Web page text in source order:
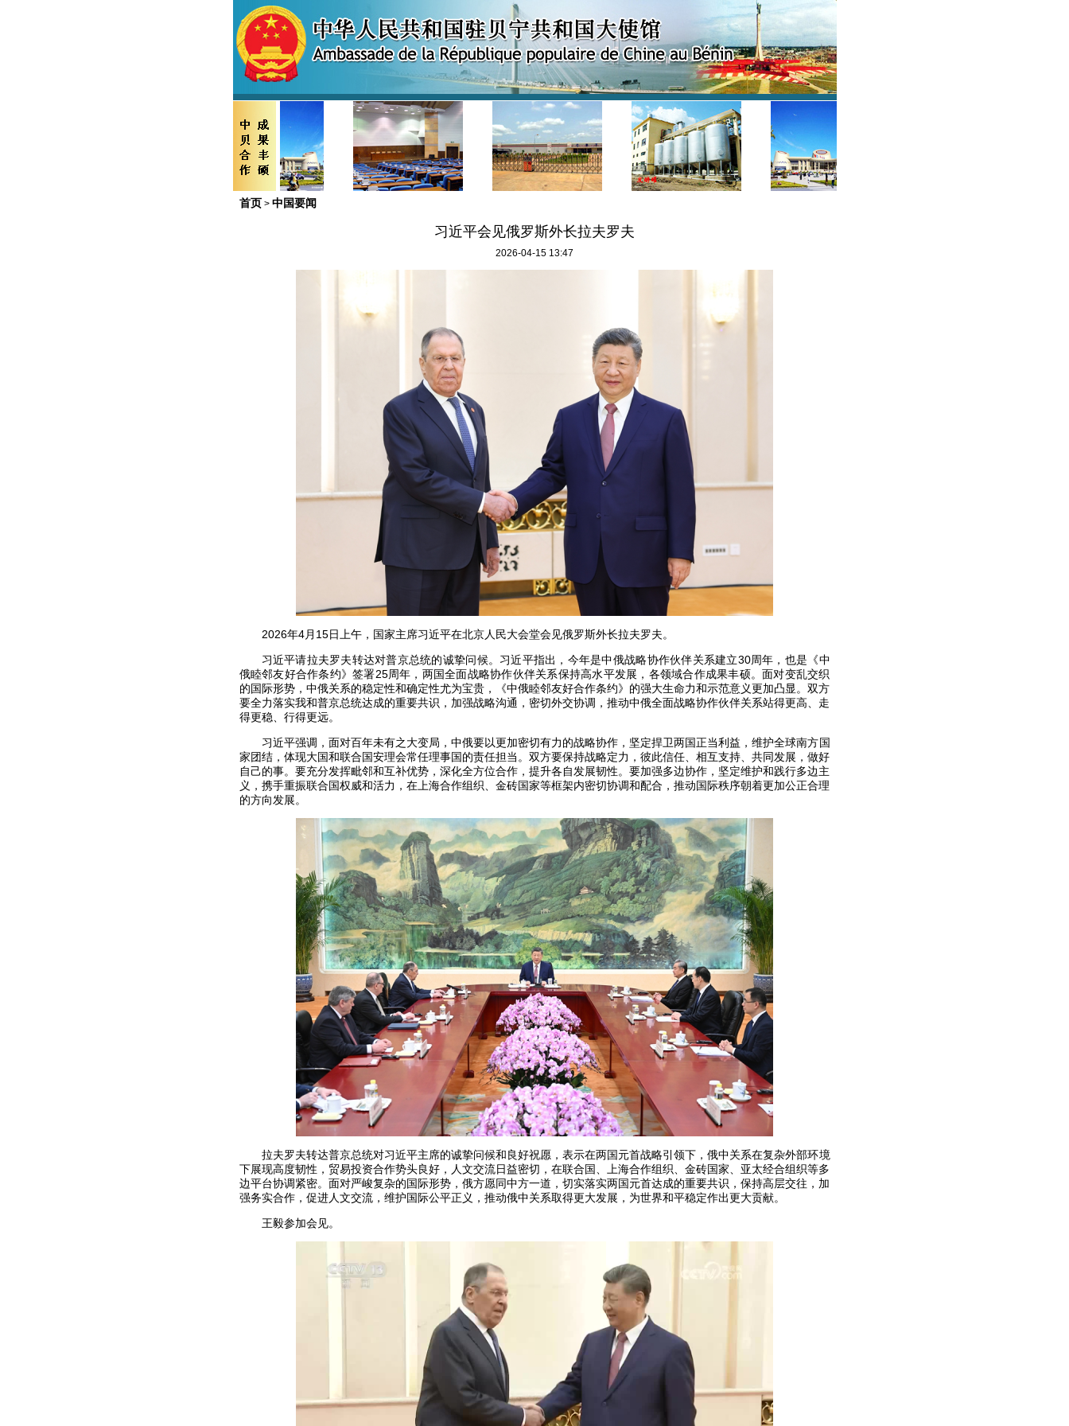
首页 > 中国要闻
习近平会见俄罗斯外长拉夫罗夫
2026-04-15 13:47
2026年4月15日上午，国家主席习近平在北京人民大会堂会见俄罗斯外长拉夫罗夫。
习近平请拉夫罗夫转达对普京总统的诚挚问候。习近平指出，今年是中俄战略协作伙伴关系建立30周年，也是《中
俄睦邻友好合作条约》签署25周年，两国全面战略协作伙伴关系保持高水平发展，各领域合作成果丰硕。面对变乱交织
的国际形势，中俄关系的稳定性和确定性尤为宝贵，《中俄睦邻友好合作条约》的强大生命力和示范意义更加凸显。双方
要全力落实我和普京总统达成的重要共识，加强战略沟通，密切外交协调，推动中俄全面战略协作伙伴关系站得更高、走
得更稳、行得更远。
习近平强调，面对百年未有之大变局，中俄要以更加密切有力的战略协作，坚定捍卫两国正当利益，维护全球南方国
家团结，体现大国和联合国安理会常任理事国的责任担当。双方要保持战略定力，彼此信任、相互支持、共同发展，做好
自己的事。要充分发挥毗邻和互补优势，深化全方位合作，提升各自发展韧性。要加强多边协作，坚定维护和践行多边主
义，携手重振联合国权威和活力，在上海合作组织、金砖国家等框架内密切协调和配合，推动国际秩序朝着更加公正合理
的方向发展。
拉夫罗夫转达普京总统对习近平主席的诚挚问候和良好祝愿，表示在两国元首战略引领下，俄中关系在复杂外部环境
下展现高度韧性，贸易投资合作势头良好，人文交流日益密切，在联合国、上海合作组织、金砖国家、亚太经合组织等多
边平台协调紧密。面对严峻复杂的国际形势，俄方愿同中方一道，切实落实两国元首达成的重要共识，保持高层交往，加
强务实合作，促进人文交流，维护国际公平正义，推动俄中关系取得更大发展，为世界和平稳定作出更大贡献。
王毅参加会见。